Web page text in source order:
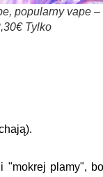
popularny vape
Tylko
plamy",